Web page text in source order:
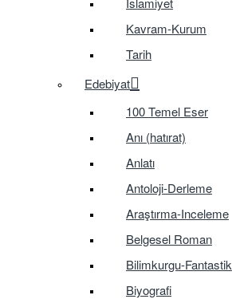
Kavram-Kurum
Tarih
Edebiyat
100 Temel Eser
Anı (hatırat)
Anlatı
Antoloji-Derleme
Araştırma-Inceleme
Belgesel Roman
Bilimkurgu-Fantastik
Biyografi